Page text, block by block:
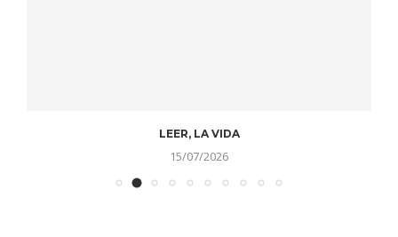
LEER, LA VIDA
15/07/2026